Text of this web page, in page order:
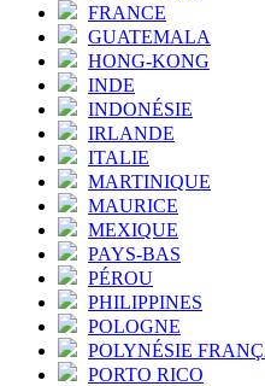
FRANCE
GUATEMALA
HONG-KONG
INDE
INDONÉSIE
IRLANDE
ITALIE
MARTINIQUE
MAURICE
MEXIQUE
PAYS-BAS
PÉROU
PHILIPPINES
POLOGNE
POLYNÉSIE
PORTO RICO